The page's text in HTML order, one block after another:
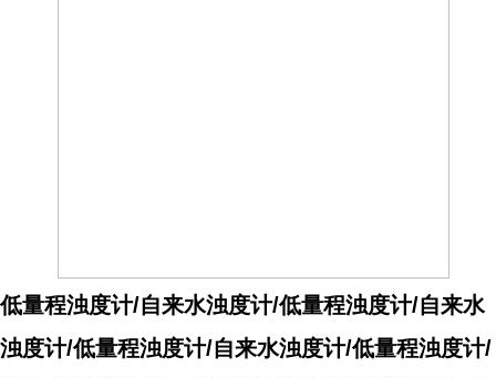
低量程浊度计/自来水浊度计/低量程浊度计/自来水
浊度计/低量程浊度计/自来水浊度计/低量程浊度计/